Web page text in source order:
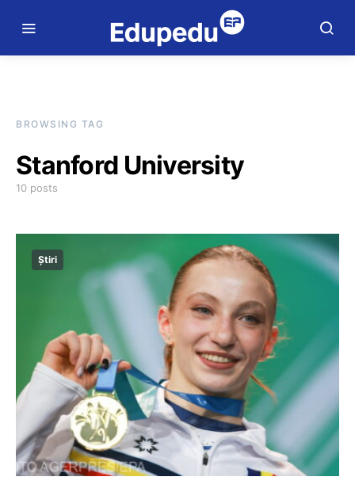
BROWSING TAG
Stanford University
10 posts
Știri